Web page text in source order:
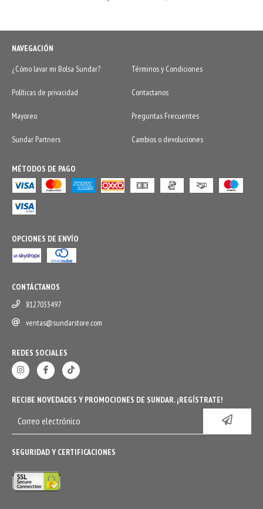
NAVEGACIÓN
¿Cómo lavar mi Bolsa Sundar?
Términos y Condiciones
Políticas de privacidad Contactanos
Mayoreo Preguntas Frecuentes
Sundar Partners Cambios o devoluciones
MÉTODOS DE PAGO
OPCIONES DE ENVÍO
CONTÁCTANOS
8127033497
ventas@sundarstore.com
REDES SOCIALES
RECIBE NOVEDADES Y PROMOCIONES DE SUNDAR. ¡REGÍSTRATE!
SEGURIDAD Y CERTIFICACIONES